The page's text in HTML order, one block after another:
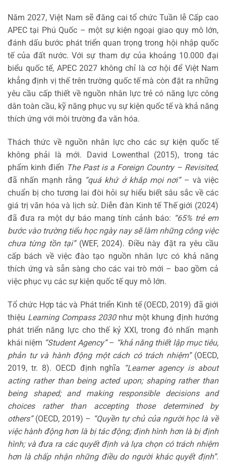
Năm 2027, Việt Nam sẽ đăng cai tổ chức Tuần lễ Cấp cao
APEC tại Phú Quốc – một sự kiện ngoại giao quy mô lớn,
đánh dấu bước phát triển quan trọng trong hội nhập quốc
tế của đất nước. Với sự tham dự của khoảng 10.000 đại
biểu quốc tế, APEC 2027 không chỉ là cơ hội để Việt Nam
khẳng định vị thế trên trường quốc tế mà còn đặt ra những
yêu cầu cấp thiết về nguồn nhân lực trẻ có năng lực công
dân toàn cầu, kỹ năng phục vụ sự kiện quốc tế và khả năng
thích ứng với môi trường đa văn hóa.
Thách thức về nguồn nhân lực cho các sự kiện quốc tế
không phải là mới. David Lowenthal (2015), trong tác
phẩm kinh điển The Past is a Foreign Country – Revisited,
đã nhấn mạnh rằng “quá khứ ở khắp mọi nơi”– và việc
chuẩn bị cho tương lai đòi hỏi sự hiểu biết sâu sắc về các
giá trị văn hóa và lịch sử. Diễn đàn Kinh tế Thế giới (2024)
đã đưa ra một dự báo mang tính cảnh báo: “65% trẻ em
bước vào trường tiểu học ngày nay sẽ làm những công việc
chưa từng tồn tại”(WEF, 2024). Điều này đặt ra yêu cầu
cấp bách về việc đào tạo nguồn nhân lực có khả năng
thích ứng và sẵn sàng cho các vai trò mới – bao gồm cả
việc phục vụ các sự kiện quốc tế quy mô lớn.
Tổ chức Hợp tác và Phát triển Kinh tế (OECD, 2019) đã giới
thiệu Learning Compass 2030như một khung định hướng
phát triển năng lực cho thế kỷ XXI, trong đó nhấn mạnh
khái niệm “Student Agency”– “khả năng thiết lập mục tiêu,
phản tư và hành động một cách có trách nhiệm”(OECD,
2019, tr. 8). OECD định nghĩa
“Learner agency is about
acting rather than being acted upon; shaping rather than
being shaped; and making responsible decisions and
choices rather than accepting those determined by
others”(OECD, 2019) – “Quyền tự chủ của người học là về
việc hành động hơn là bị tác động; định hình hơn là bị định
hình; và đưa ra các quyết định và lựa chọn có trách nhiệm
hơn là chấp nhận những điều do người khác quyết định”.